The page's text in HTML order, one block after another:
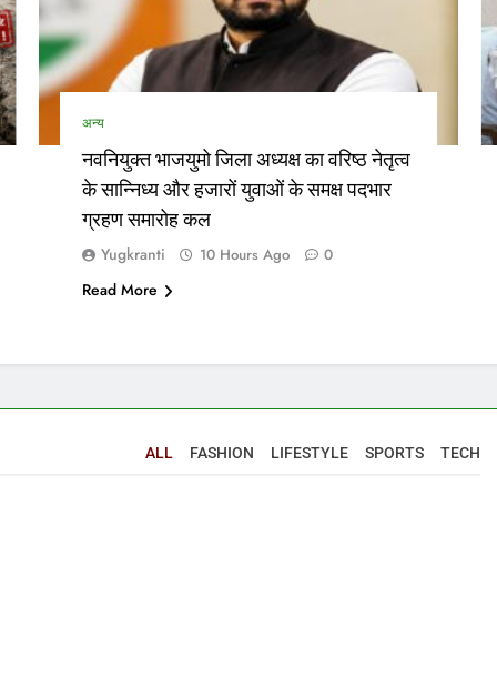
अन्य
नवनियुक्त भाजयुमो जिला अध्यक्ष का वरिष्ठ नेतृत्व
के सान्निध्य और हजारों युवाओं के समक्ष पदभार
ग्रहण समारोह कल
Yugkranti 10 Hours Ago 0
Read More
ALL FASHION LIFESTYLE SPORTS TECH